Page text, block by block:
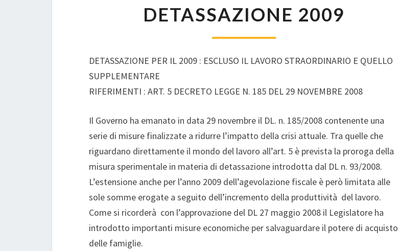
2009
DETASSAZIONE 2009
DETASSAZIONE PER IL 2009 : ESCLUSO IL LAVORO STRAORDINARIO E QUELLO
SUPPLEMENTARE
RIFERIMENTI : ART. 5 DECRETO LEGGE N. 185 DEL 29 NOVEMBRE 2008
Il Governo ha emanato in data 29 novembre il DL. n. 185/2008 contenente una
serie di misure finalizzate a ridurre l’impatto della crisi attuale. Tra quelle che
riguardano direttamente il mondo del lavoro all’art. 5 è prevista la proroga della
misura sperimentale in materia di detassazione introdotta dal DL n. 93/2008.
L’estensione anche per l’anno 2009 dell’agevolazione fiscale è però limitata alle
sole somme erogate a seguito dell’incremento della produttività del lavoro.
Come si ricorderà con l’approvazione del DL 27 maggio 2008 il Legislatore ha
introdotto importanti misure economiche per salvaguardare il potere di acquisto
delle famiglie.